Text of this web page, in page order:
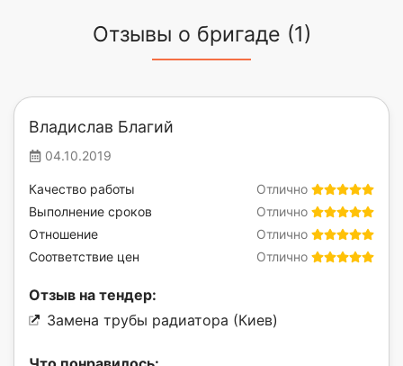
Отзывы о бригаде (1)
Владислав Благий
04.10.2019
Отлично
Качество работы
Отлично
Выполнение сроков
Отлично
Отношение
Отлично
Соответствие цен
Отзыв на тендер:
Замена трубы радиатора (Киев)